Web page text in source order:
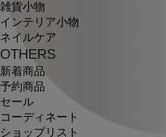
雑貨小物
インテリア小物
ネイルケア
OTHERS
新着商品
予約商品
セール
コーディネート
ショップリスト